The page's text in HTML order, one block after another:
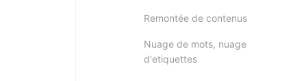
Remontée de contenus
Nuage de mots, nuage
d'etiquettes